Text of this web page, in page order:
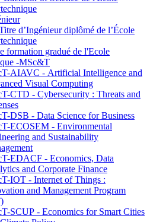
d’Ingénieur diplômé de l’École
formation gradué de l'Ecole
-MSc&T
AIAVC - Artificial Intelligence and
Visual Computing
CTD - Cybersecurity : Threats and
DSB - Data Science for Business
ECOSEM - Environmental
and Sustainability
EDACF - Economics, Data
and Corporate Finance
IOT - Internet of Things :
and Management Program
SCUP - Economics for Smart Cities